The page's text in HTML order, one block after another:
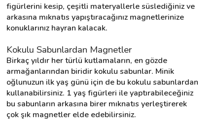
figürlerini kesip, çeşitli materyallerle süslediğiniz ve
arkasına mıknatıs yapıştıracağınız magnetlerinize
konuklarınız hayran kalacak.
Kokulu Sabunlardan Magnetler
Birkaç yıldır her türlü kutlamaların, en gözde
armağanlarından biridir kokulu sabunlar. Minik
oğlunuzun ilk yaş günü için de bu kokulu sabunlardan
kullanabilirsiniz. 1 yaş figürleri ile yaptırabileceğiniz
bu sabunların arkasına birer mıknatıs yerleştirerek
çok şık magnetler elde edebilirsiniz.